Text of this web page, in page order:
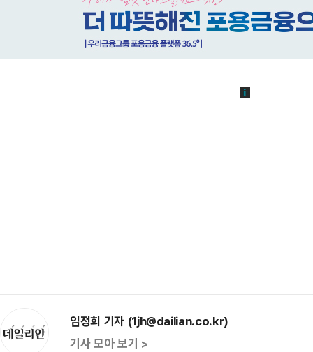
임정희 기자 (1jh@dailian.co.kr)
기사 모아 보기 >